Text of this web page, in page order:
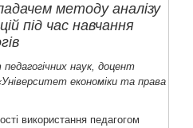
методу аналізу
під час навчання
наук, доцент
економіки та права
використання педагогом